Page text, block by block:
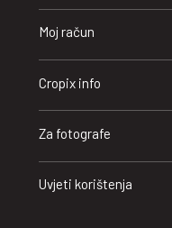
Moj račun
Cropix info
Za fotografe
Uvjeti korištenja